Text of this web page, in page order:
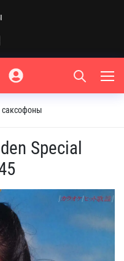
саксофоны
Special